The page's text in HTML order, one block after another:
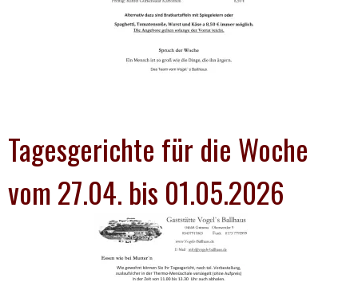
Tagesgerichte für die Woche
vom 27.04. bis 01.05.2026